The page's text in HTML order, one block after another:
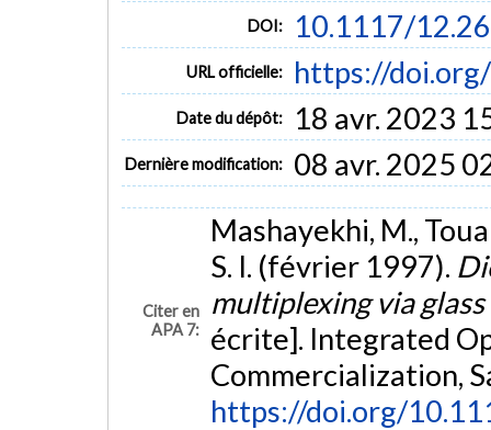
DOI: 10.1117/
URL officielle: https://
Date du dépôt: 18 avr. 2023
Dernière modification: 08 avr. 2025
Citer en
APA 7:
Mashayekhi, M.,
S. I. (février 1997).
multiplexing via
écrite]. Integrated
Commercialization,
https://doi.org/